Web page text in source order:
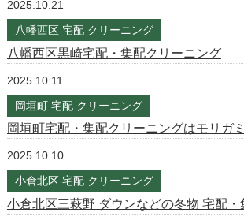
2025.10.21
八幡西区 宅配 クリーニング
八幡西区黒崎宅配・集配クリーニング
2025.10.11
岡垣町 宅配 クリーニング
岡垣町宅配・集配クリーニングはモリガ
2025.10.10
小倉北区 宅配 クリーニング
小倉北区三萩野 ダウンなどの冬物 宅配